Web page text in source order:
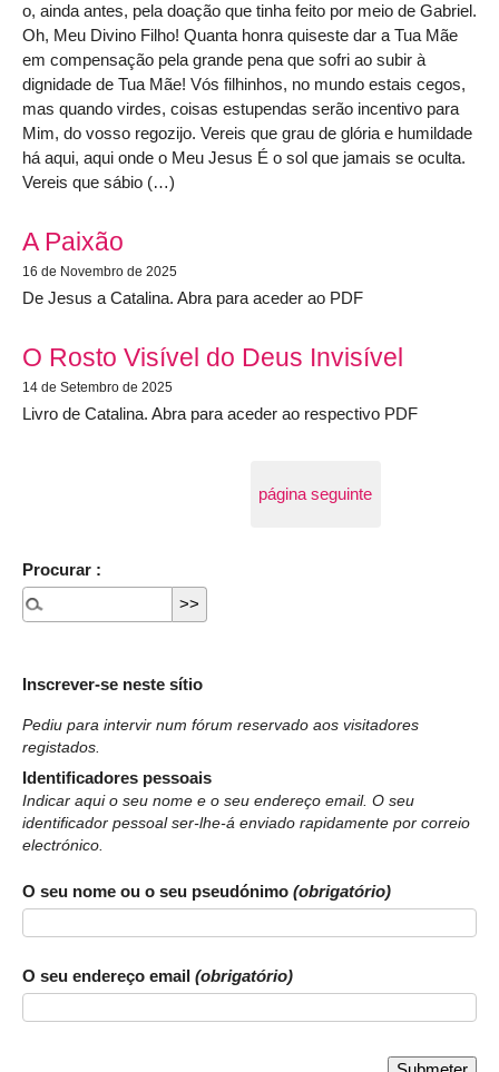
o, ainda antes, pela doação que tinha feito por meio de Gabriel.
Oh, Meu Divino Filho! Quanta honra quiseste dar a Tua Mãe
em compensação pela grande pena que sofri ao subir à
dignidade de Tua Mãe! Vós filhinhos, no mundo estais cegos,
mas quando virdes, coisas estupendas serão incentivo para
Mim, do vosso regozijo. Vereis que grau de glória e humildade
há aqui, aqui onde o Meu Jesus É o sol que jamais se oculta.
Vereis que sábio (…)
A Paixão
16 de Novembro de 2025
De Jesus a Catalina. Abra para aceder ao PDF
O Rosto Visível do Deus Invisível
14 de Setembro de 2025
Livro de Catalina. Abra para aceder ao respectivo PDF
página seguinte
Procurar :
Inscrever-se neste sítio
Pediu para intervir num fórum reservado aos visitadores
registados.
Identificadores pessoais
Indicar aqui o seu nome e o seu endereço email. O seu
identificador pessoal ser-lhe-á enviado rapidamente por correio
electrónico.
O seu nome ou o seu pseudónimo (obrigatório)
O seu endereço email (obrigatório)